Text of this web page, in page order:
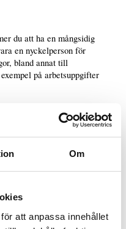
Om
att anpassa innehållet
du att ha en mångsidig
en nyckelperson för
bland annat till
på arbetsuppgifter
konteringar av fakturor.
och kundreskontra
och uppdatera